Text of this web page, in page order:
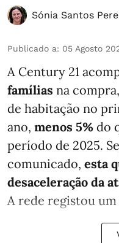
Sónia Santos
Publicado a: 05 Agosto
A Century 21
famílias na
de habitação no
ano, menos 5% do
período de 2025.
comunicado, esta
desaceleração da
A rede registou um